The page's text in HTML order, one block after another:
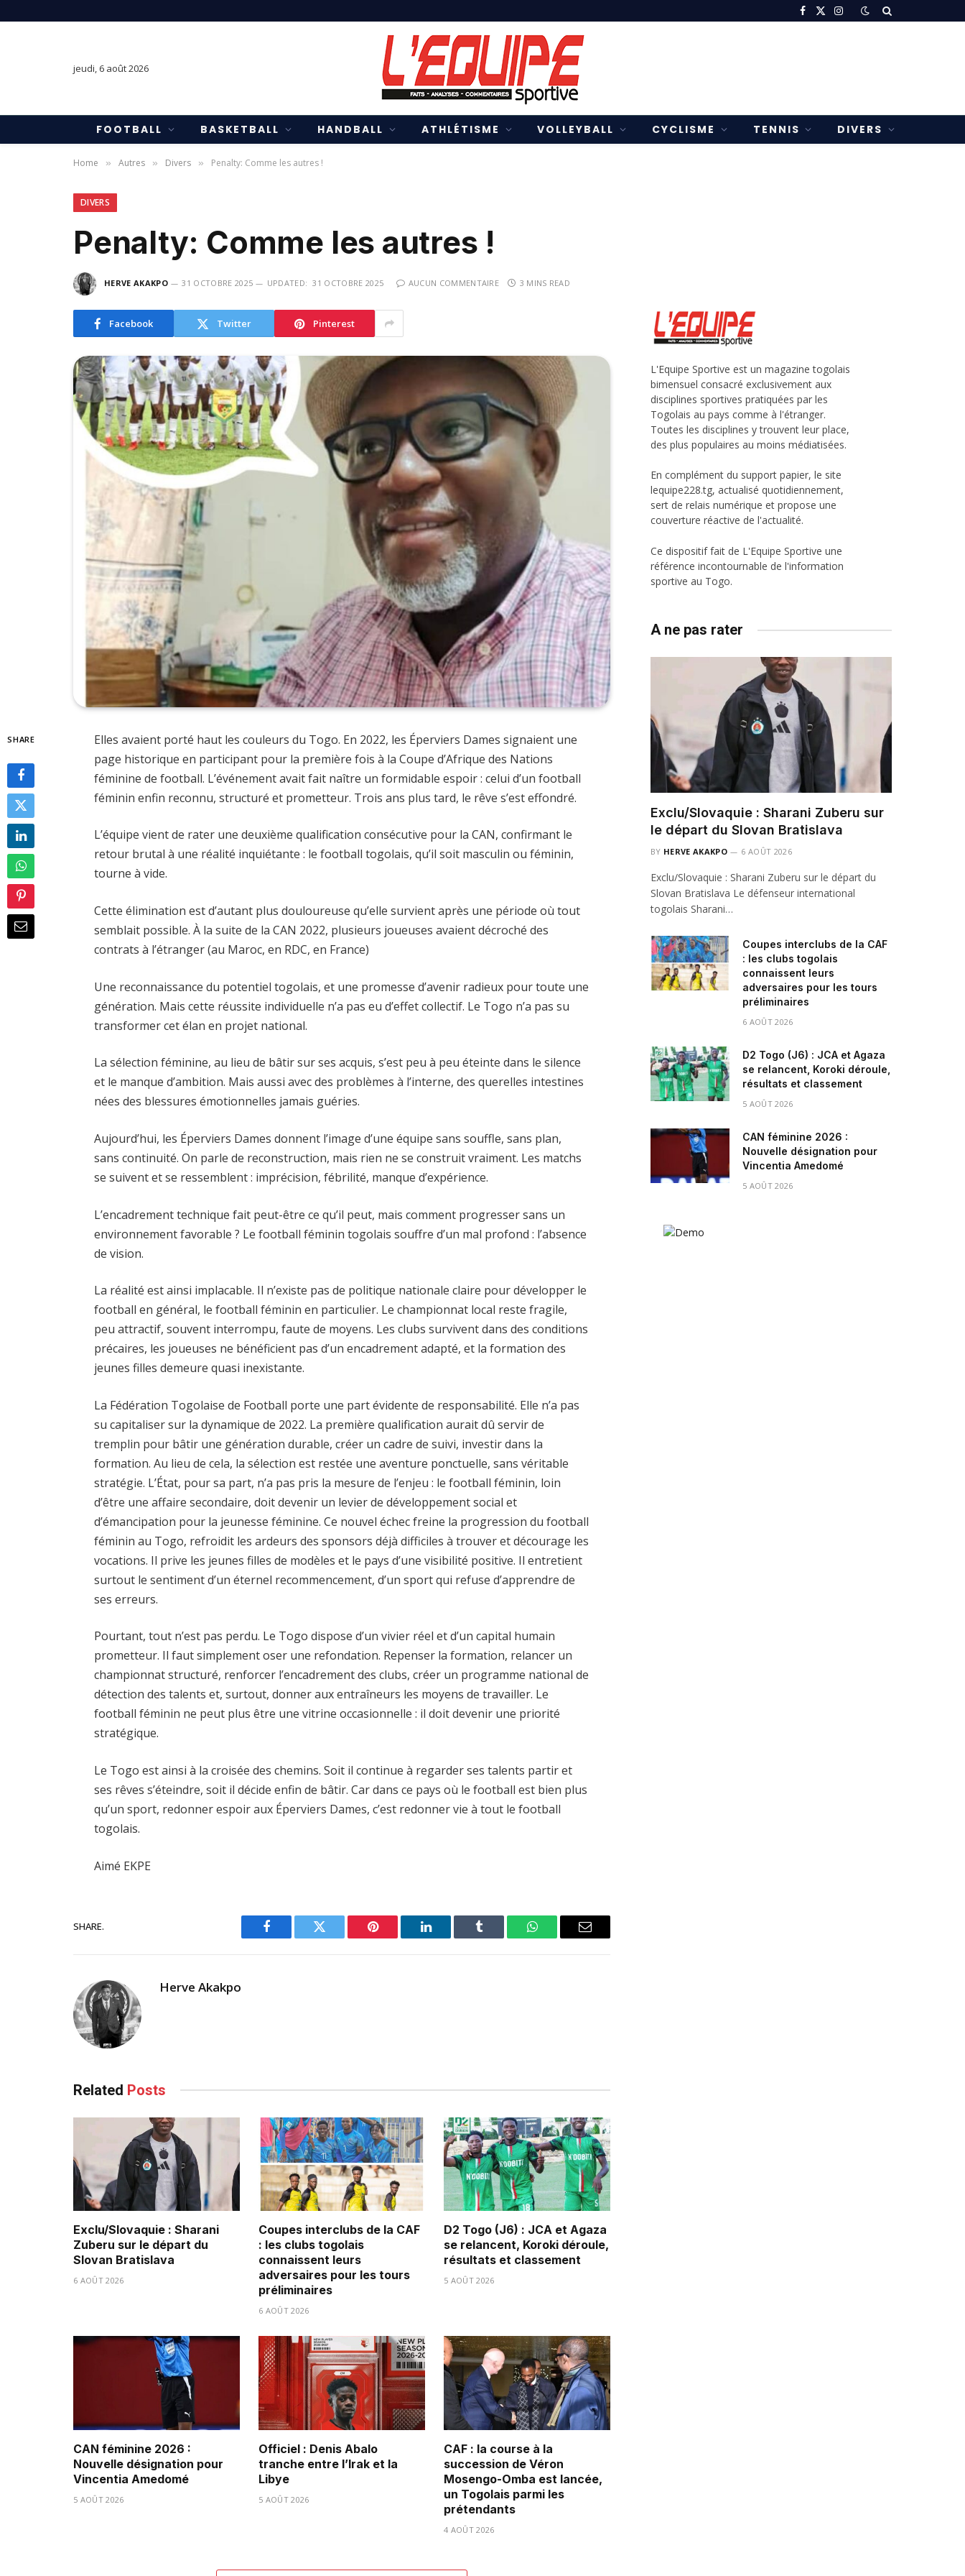
Facebook
X
Instagram
jeudi, 6 août 2026
FOOTBALL BASKETBALL HANDBALL ATHLÉTISME VOLLEYBALL CYCLISME TENNIS DIVERS
Home » Autres » Divers » Penalty: Comme les autres !
DIVERS
Penalty: Comme les autres !
HERVE AKAKPO 31 OCTOBRE 2025 UPDATED: 31 OCTOBRE 2025 AUCUN COMMENTAIRE 3 MINS READ
Facebook Twitter Pinterest
SHARE
Elles avaient porté haut les couleurs du Togo. En 2022, les Éperviers Dames signaient une
page historique en participant pour la première fois à la Coupe d’Afrique des Nations
féminine de football. L’événement avait fait naître un formidable espoir : celui d’un football
féminin enfin reconnu, structuré et prometteur. Trois ans plus tard, le rêve s’est effondré.
L’équipe vient de rater une deuxième qualification consécutive pour la CAN, confirmant le
retour brutal à une réalité inquiétante : le football togolais, qu’il soit masculin ou féminin,
tourne à vide.
Cette élimination est d’autant plus douloureuse qu’elle survient après une période où tout
semblait possible. À la suite de la CAN 2022, plusieurs joueuses avaient décroché des
contrats à l’étranger (au Maroc, en RDC, en France)
Une reconnaissance du potentiel togolais, et une promesse d’avenir radieux pour toute une
génération. Mais cette réussite individuelle n’a pas eu d’effet collectif. Le Togo n’a pas su
transformer cet élan en projet national.
La sélection féminine, au lieu de bâtir sur ses acquis, s’est peu à peu éteinte dans le silence
et le manque d’ambition. Mais aussi avec des problèmes à l’interne, des querelles intestines
nées des blessures émotionnelles jamais guéries.
Aujourd’hui, les Éperviers Dames donnent l’image d’une équipe sans souffle, sans plan,
sans continuité. On parle de reconstruction, mais rien ne se construit vraiment. Les matchs
se suivent et se ressemblent : imprécision, fébrilité, manque d’expérience.
L’encadrement technique fait peut-être ce qu’il peut, mais comment progresser sans un
environnement favorable ? Le football féminin togolais souffre d’un mal profond : l’absence
de vision.
La réalité est ainsi implacable. Il n’existe pas de politique nationale claire pour développer le
football en général, le football féminin en particulier. Le championnat local reste fragile,
peu attractif, souvent interrompu, faute de moyens. Les clubs survivent dans des conditions
précaires, les joueuses ne bénéficient pas d’un encadrement adapté, et la formation des
jeunes filles demeure quasi inexistante.
La Fédération Togolaise de Football porte une part évidente de responsabilité. Elle n’a pas
su capitaliser sur la dynamique de 2022. La première qualification aurait dû servir de
tremplin pour bâtir une génération durable, créer un cadre de suivi, investir dans la
formation. Au lieu de cela, la sélection est restée une aventure ponctuelle, sans véritable
stratégie. L’État, pour sa part, n’a pas pris la mesure de l’enjeu : le football féminin, loin
d’être une affaire secondaire, doit devenir un levier de développement social et
d’émancipation pour la jeunesse féminine. Ce nouvel échec freine la progression du football
féminin au Togo, refroidit les ardeurs des sponsors déjà difficiles à trouver et décourage les
vocations. Il prive les jeunes filles de modèles et le pays d’une visibilité positive. Il entretient
surtout le sentiment d’un éternel recommencement, d’un sport qui refuse d’apprendre de
ses erreurs.
Pourtant, tout n’est pas perdu. Le Togo dispose d’un vivier réel et d’un capital humain
prometteur. Il faut simplement oser une refondation. Repenser la formation, relancer un
championnat structuré, renforcer l’encadrement des clubs, créer un programme national de
détection des talents et, surtout, donner aux entraîneurs les moyens de travailler. Le
football féminin ne peut plus être une vitrine occasionnelle : il doit devenir une priorité
stratégique.
Le Togo est ainsi à la croisée des chemins. Soit il continue à regarder ses talents partir et
ses rêves s’éteindre, soit il décide enfin de bâtir. Car dans ce pays où le football est bien plus
qu’un sport, redonner espoir aux Éperviers Dames, c’est redonner vie à tout le football
togolais.
Aimé EKPE
SHARE.
Facebook Twitter Pinterest LinkedIn Tumblr WhatsAppEmail
Herve Akakpo
Related Posts
Exclu/Slovaquie : Sharani
Zuberu sur le départ du
Slovan Bratislava
6 AOÛT 2026
Coupes interclubs de la CAF
: les clubs togolais
connaissent leurs
adversaires pour les tours
préliminaires
6 AOÛT 2026
D2 Togo (J6) : JCA et Agaza
se relancent, Koroki déroule,
résultats et classement
5 AOÛT 2026
CAN féminine 2026 :
Nouvelle désignation pour
Vincentia Amedomé
5 AOÛT 2026
Officiel : Denis Abalo
tranche entre l’Irak et la
Libye
5 AOÛT 2026
CAF : la course à la
succession de Véron
Mosengo-Omba est lancée,
un Togolais parmi les
prétendants
4 AOÛT 2026
L'Equipe Sportive est un magazine togolais
bimensuel consacré exclusivement aux
disciplines sportives pratiquées par les
Togolais au pays comme à l'étranger.
Toutes les disciplines y trouvent leur place,
des plus populaires au moins médiatisées.
En complément du support papier, le site
lequipe228.tg, actualisé quotidiennement,
sert de relais numérique et propose une
couverture réactive de l'actualité.
Ce dispositif fait de L'Equipe Sportive une
référence incontournable de l'information
sportive au Togo.
A ne pas rater
Exclu/Slovaquie : Sharani Zuberu sur
le départ du Slovan Bratislava
BY HERVE AKAKPO 6 AOÛT 2026
Exclu/Slovaquie : Sharani Zuberu sur le départ du
Slovan Bratislava Le défenseur international
togolais Sharani…
Coupes interclubs de la CAF
: les clubs togolais
connaissent leurs
adversaires pour les tours
préliminaires
6 AOÛT 2026
D2 Togo (J6) : JCA et Agaza
se relancent, Koroki déroule,
résultats et classement
5 AOÛT 2026
CAN féminine 2026 :
Nouvelle désignation pour
Vincentia Amedomé
5 AOÛT 2026